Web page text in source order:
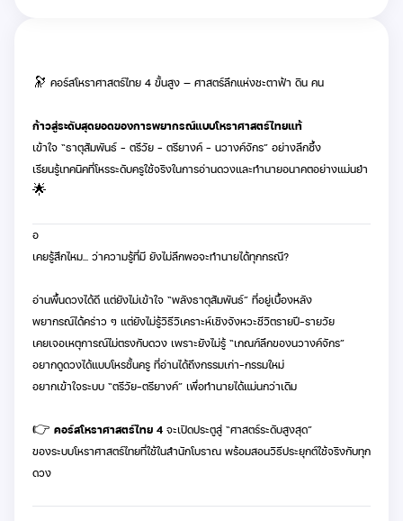
🔭 คอร์สโหราศาสตร์ไทย 4 ขั้นสูง — ศาสตร์ลึกแห่งชะตาฟ้า ดิน คน
ก้าวสู่ระดับสุดยอดของการพยากรณ์แบบโหราศาสตร์ไทยแท้
เข้าใจ “ธาตุสัมพันธ์ – ตรีวัย – ตรียางค์ – นวางค์จักร” อย่างลึกซึ้ง
เรียนรู้เทคนิคที่โหรระดับครูใช้จริงในการอ่านดวงและทำนายอนาคตอย่างแม่นยำ
🌟
อ
เคยรู้สึกไหม... ว่าความรู้ที่มี ยังไม่ลึกพอจะทำนายได้ทุกกรณี?
อ่านพื้นดวงได้ดี แต่ยังไม่เข้าใจ “พลังธาตุสัมพันธ์” ที่อยู่เบื้องหลัง
พยากรณ์ได้คร่าว ๆ แต่ยังไม่รู้วิธีวิเคราะห์เชิงจังหวะชีวิตรายปี–รายวัย
เคยเจอเหตุการณ์ไม่ตรงกับดวง เพราะยังไม่รู้ “เกณฑ์ลึกของนวางค์จักร”
อยากดูดวงได้แบบโหรชั้นครู ที่อ่านได้ถึงกรรมเก่า–กรรมใหม่
อยากเข้าใจระบบ “ตรีวัย–ตรียางค์” เพื่อทำนายได้แม่นกว่าเดิม
👉 คอร์สโหราศาสตร์ไทย 4 จะเปิดประตูสู่ “ศาสตร์ระดับสูงสุด”
ของระบบโหราศาสตร์ไทยที่ใช้ในสำนักโบราณ พร้อมสอนวิธีประยุกต์ใช้จริงกับทุก
ดวง